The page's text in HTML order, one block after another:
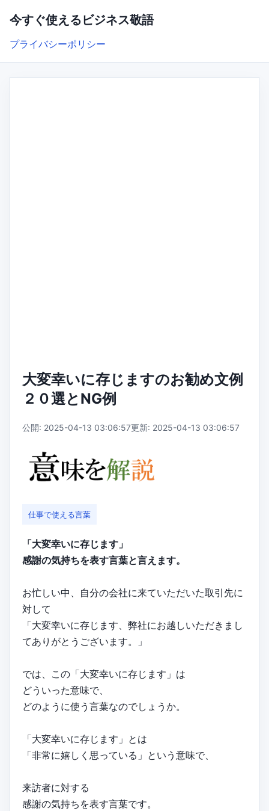
今すぐ使えるビジネス敬語
プライバシーポリシー
大変幸いに存じますのお勧め文例
２０選とNG例
公開: 2025-04-13 03:06:57更新: 2025-04-13 03:06:57
仕事で使える言葉
「大変幸いに存じます」
感謝の気持ちを表す言葉と言えます。
お忙しい中、自分の会社に来ていただいた取引先に
対して
「大変幸いに存じます、弊社にお越しいただきまし
てありがとうございます。」
では、この「大変幸いに存じます」は
どういった意味で、
どのように使う言葉なのでしょうか。
「大変幸いに存じます」とは
「非常に嬉しく思っている」という意味で、
来訪者に対する
感謝の気持ちを表す言葉です。